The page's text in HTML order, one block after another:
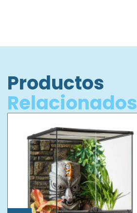
Productos
Relacionados